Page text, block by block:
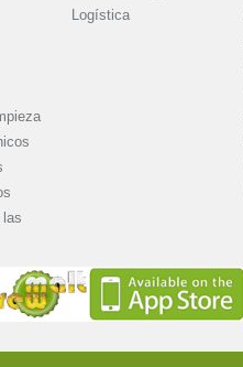
las
Logística